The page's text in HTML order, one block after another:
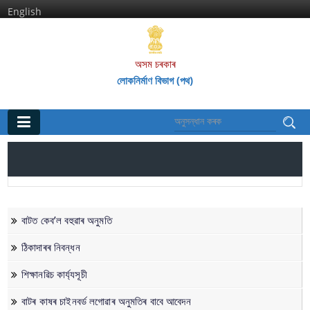
English
অসম চৰকাৰ
লোকনিৰ্মাণ বিভাগ (পথ)
বাটত কেব’ল বহুৱাৰ অনুমতি
ঠিকাদাৰৰ নিবন্ধন
শিক্ষানৱিচ কাৰ্য্যসূচী
বাটৰ কাষৰ চাইনবৰ্ড লগোৱাৰ অনুমতিৰ বাবে আবেদন